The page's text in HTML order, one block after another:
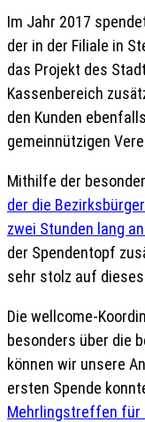
Im Jahr 2017
der in der Filiale in
das Projekt des
Kassenbereich
den Kunden
gemeinnützigen
Mithilfe der
der die
zwei Stunden lang
der Spendentopf
sehr stolz auf
Die wellcome-
besonders über die
können wir unsere
ersten Spende
Mehrlingstreffen für